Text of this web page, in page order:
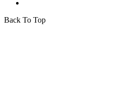
Back To Top